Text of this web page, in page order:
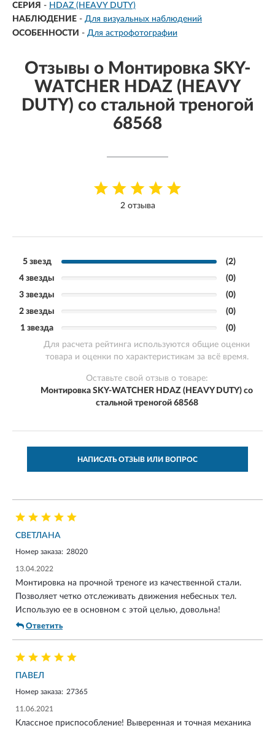
СЕРИЯ - HDAZ (HEAVY DUTY)
НАБЛЮДЕНИЕ - Для визуальных наблюдений
ОСОБЕННОСТИ - Для астрофотографии
Отзывы о Монтировка SKY-
WATCHER HDAZ (HEAVY
DUTY) со стальной треногой
68568
2 отзыва
5 звезд
(2)
4 звезды
(0)
3 звезды
(0)
2 звезды
(0)
1 звезда
(0)
Для расчета рейтинга используются общие оценки
товара и оценки по характеристикам за всё время.
Оставьте свой отзыв о товаре:
Монтировка SKY-WATCHER HDAZ (HEAVY DUTY) со
стальной треногой 68568
НАПИСАТЬ ОТЗЫВ ИЛИ ВОПРОС
СВЕТЛАНА
Номер заказа: 28020
13.04.2022
Монтировка на прочной треноге из качественной стали.
Позволяет четко отслеживать движения небесных тел.
Использую ее в основном с этой целью, довольна!
Ответить
ПАВЕЛ
Номер заказа: 27365
11.06.2021
Классное приспособление! Выверенная и точная механика